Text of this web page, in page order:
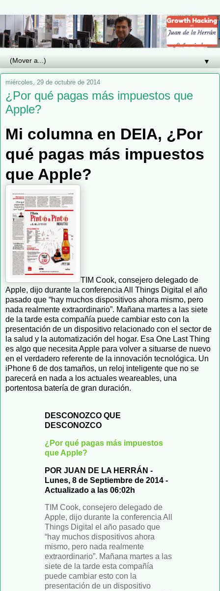
▼
miércoles, 29 de octubre de 2014
¿Por qué pagas más impuestos que
Apple?
Mi columna en DEIA, ¿Por
qué pagas más impuestos
que Apple?
TIM Cook, consejero delegado de
Apple, dijo durante la conferencia All Things Digital el año
pasado que “hay muchos dispositivos ahora mismo, pero
nada realmente extraordinario”. Mañana martes a las siete
de la tarde esta compañía puede cambiar esto con la
presentación de un dispositivo relacionado con el sector de
la salud y la automatización del hogar. Esa One Last Thing
es algo que necesita Apple para volver a situarse de nuevo
en el verdadero referente de la innovación tecnológica. Un
iPhone 6 de dos tamaños, un reloj inteligente que no se
parecerá en nada a los actuales weareables, una
portentosa batería de gran duración.
DESCONOZCO QUE
DESCONOZCO
¿Por qué pagas más impuestos
que Apple?
POR JUAN DE LA HERRÁN -
Lunes, 8 de Septiembre de 2014 -
Actualizado a las 06:02h
TIM Cook, consejero delegado de
Apple, dijo durante la conferencia All
Things Digital el año pasado que
“hay muchos dispositivos ahora
mismo, pero nada realmente
extraordinario”. Mañana martes a las
siete de la tarde esta compañía
puede cambiar esto con la
presentación de un dispositivo